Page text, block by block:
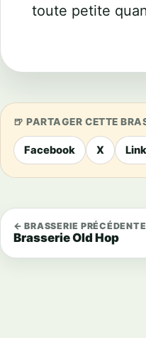
toute petite
PARTAGER CETTE
Facebook X
← BRASSERIE PRÉCÉDENTE
Brasserie Old Hop